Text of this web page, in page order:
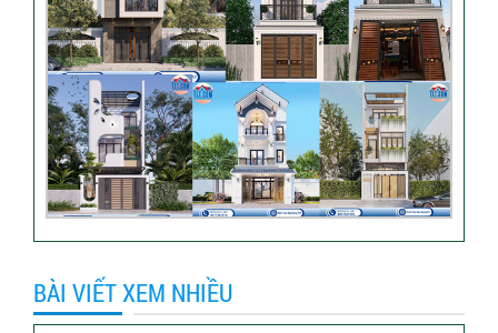
BÀI VIẾT XEM NHIỀU